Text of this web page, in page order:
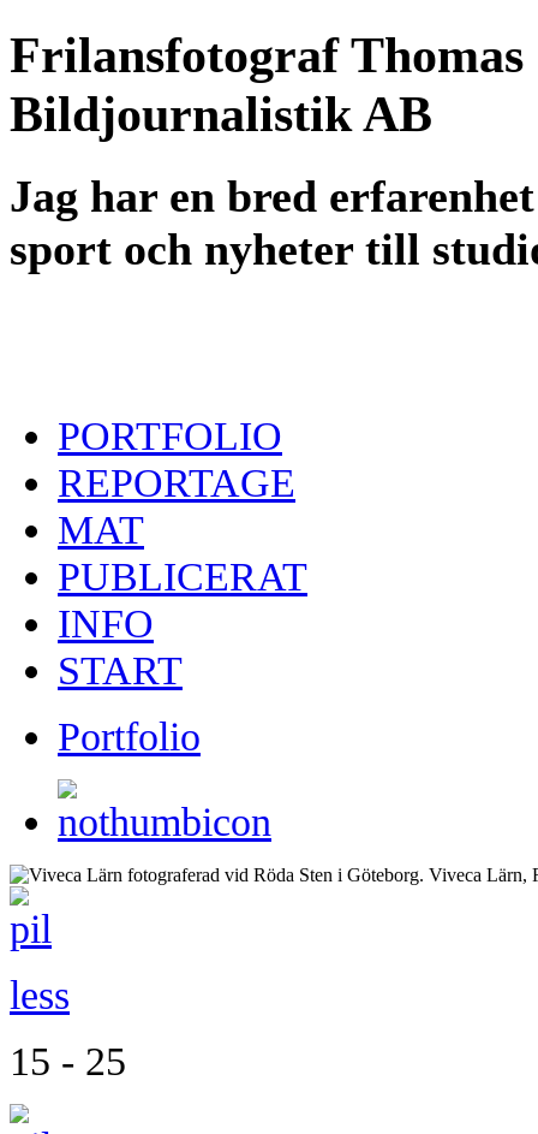
Frilansfotograf Thomas
Bildjournalistik AB
Jag har en bred
sport och nyheter till
PORTFOLIO
REPORTAGE
MAT
PUBLICERAT
INFO
START
Portfolio
less
15 - 25